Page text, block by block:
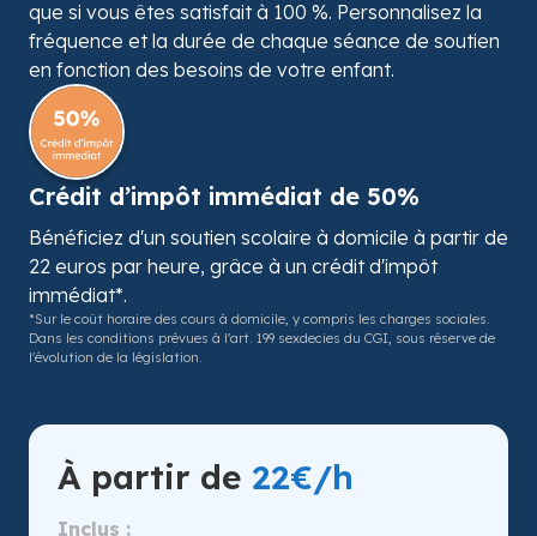
que si vous êtes satisfait à 100 %. Personnalisez la
fréquence et la durée de chaque séance de soutien
en fonction des besoins de votre enfant.
Crédit d’impôt immédiat de 50%
Bénéficiez d'un soutien scolaire à domicile à partir de
22 euros par heure, grâce à un crédit d'impôt
immédiat*.
*Sur le coût horaire des cours à domicile, y compris les charges sociales.
Dans les conditions prévues à l'art. 199 sexdecies du CGI, sous réserve de
l'évolution de la législation.
À partir de 22€/h
Inclus :